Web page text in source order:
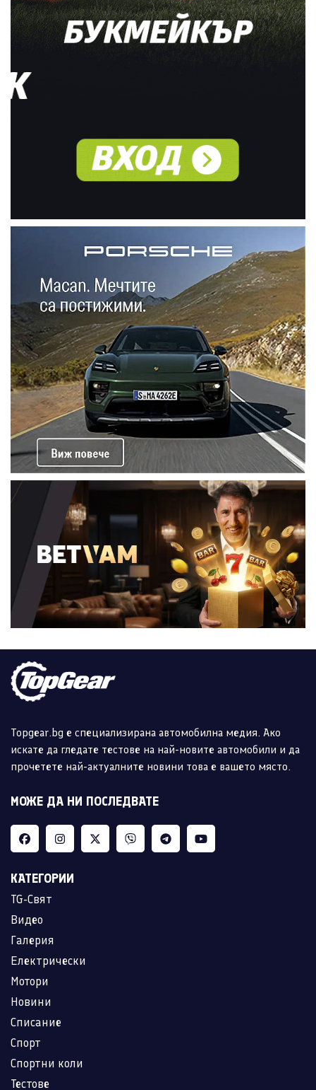
Topgear.bg е специализирана автомобилна медия. Ако
искате да гледате тестове на най-новите автомобили и да
прочетете най-актуалните новини това е вашето място.
МОЖЕ ДА НИ ПОСЛЕДВАТЕ
КАТЕГОРИИ
TG-Свят
Видео
Галерия
Електрически
Мотори
Новини
Списание
Спорт
Спортни коли
Тестове